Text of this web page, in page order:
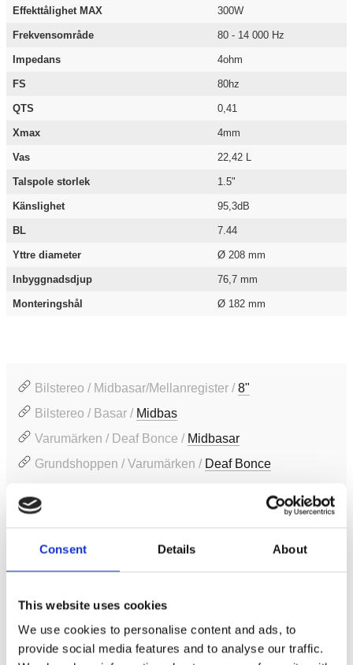
Consent Details About
This website uses cookies
We use cookies to personalise content and ads, to
provide social media features and to analyse our traffic.
Effekttålighet MAX 300W
Frekvensområde 80 - 14 000 Hz
Impedans 4ohm
FS 80hz
QTS 0,41
Xmax 4mm
Vas 22,42 L
Talspole storlek 1.5"
Känslighet 95,3dB
BL 7.44
Yttre diameter Ø 208 mm
Inbyggnadsdjup 76,7 mm
Monteringshål Ø 182 mm
Bilstereo / Midbasar/Mellanregister /8"
Bilstereo / Basar / Midbas
Varumärken / Deaf Bonce / Midbasar
Grundshoppen / Varumärken / Deaf Bonce
MPN: AP-M80SQL
Prishistorik
Lägsta pris de senaste 30 dagarna är 1495 kr